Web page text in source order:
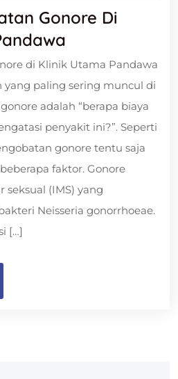
Gonore Di
di Klinik Utama Pandawa
yang paling sering muncul di
adalah “berapa biaya
penyakit ini?”. Seperti
gonore tentu saja
faktor. Gonore
seksual (IMS) yang
Neisseria gonorrhoeae.
[…]